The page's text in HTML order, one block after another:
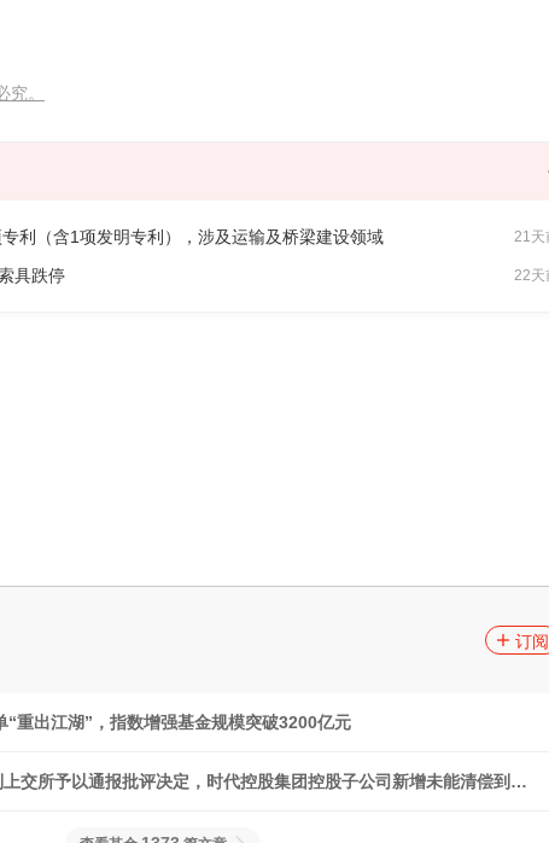
。
利（含1项发明专利），涉及运输及桥梁建设领域 21天
具跌停 22天
订阅
“重出江湖”，指数增强基金规模突破3200亿元
交所予以通报批评决定，时代控股集团控股子公司新增未能清偿到期